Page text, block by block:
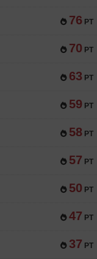
76 PT
70 PT
63 PT
59 PT
58 PT
57 PT
50 PT
47 PT
37 PT